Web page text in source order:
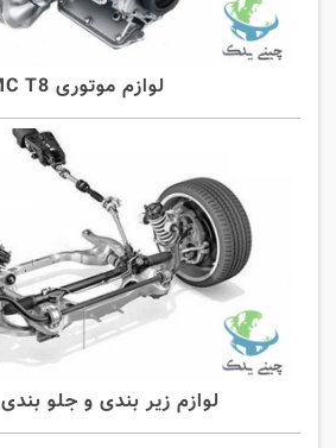
لوازم موتوری KMC T8
لوازم زیر بندی و جلو بندی KMC T8